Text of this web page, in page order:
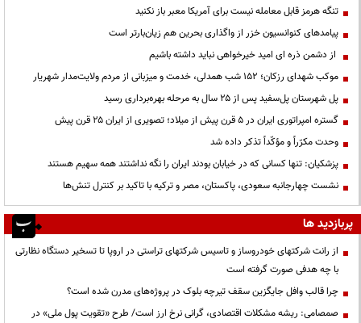
تنگه هرمز قابل معامله نیست برای آمریکا معبر باز نکنید
پیامدهای کنوانسیون خزر از واگذاری بحرین هم زیان‌بارتر است
از دشمن ذره ای امید خیرخواهی نباید داشته باشیم
موکب شهدای رزکان؛ ۱۵۲ شب همدلی، خدمت و میزبانی از مردم ولایت‌مدار شهریار
پل شهرستان پل‌سفید پس از ۲۵ سال به مرحله بهره‌برداری رسید
گستره امپراتوری ایران در ۵ قرن پیش از میلاد؛ تصویری از ایران ۲۵ قرن پیش
وحدت مکرّراً و مؤکّداً تذکر داده شد
پزشکیان: تنها کسانی که در خیابان بودند ایران را نگه نداشتند همه سهیم هستند
نشست چهارجانبه سعودی، پاکستان، مصر و ترکیه با تاکید بر کنترل تنش‌ها
پربازدید ها
از رانت‌ شرکتهای خودروساز و تاسیس شرکتهای تراستی در اروپا تا تسخیر دستگاه نظارتی
با چه هدفی صورت گرفته است
چرا قالب وافل جایگزین سقف تیرچه بلوک در پروژه‌های مدرن شده است؟
صمصامی: ریشه مشکلات اقتصادی، گرانی نرخ ارز است/ طرح «تقویت پول ملی» در